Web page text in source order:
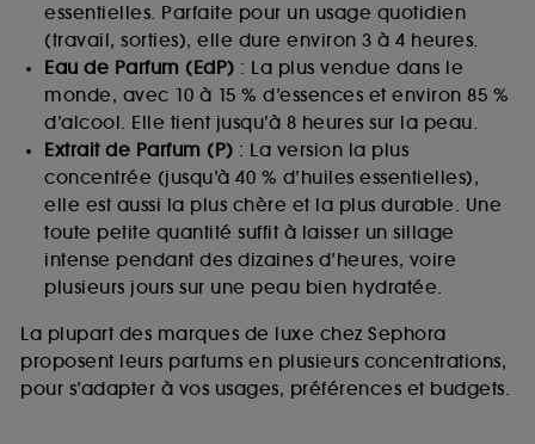
essentielles. Parfaite pour un usage quotidien
(travail, sorties), elle dure environ 3 à 4 heures.
Eau de Parfum (EdP) : La plus vendue dans le
monde, avec 10 à 15 % d’essences et environ 85 %
d’alcool. Elle tient jusqu’à 8 heures sur la peau.
Extrait de Parfum (P) : La version la plus
concentrée (jusqu’à 40 % d’huiles essentielles),
elle est aussi la plus chère et la plus durable. Une
toute petite quantité suffit à laisser un sillage
intense pendant des dizaines d’heures, voire
plusieurs jours sur une peau bien hydratée.
La plupart des marques de luxe chez Sephora
proposent leurs parfums en plusieurs concentrations,
pour s’adapter à vos usages, préférences et budgets.